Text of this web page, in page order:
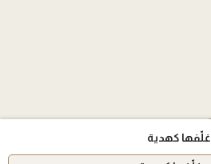
غلّفها كهدية